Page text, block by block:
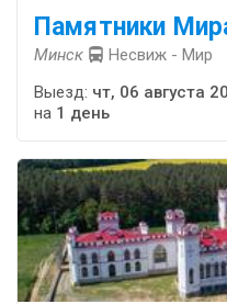
Памятники
Минск Несвиж - Мир
Выезд: чт, 06 августа
на 1 день